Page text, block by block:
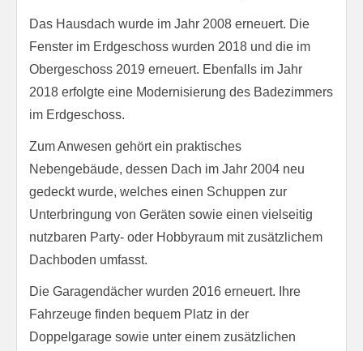
Das Hausdach wurde im Jahr 2008 erneuert. Die
Fenster im Erdgeschoss wurden 2018 und die im
Obergeschoss 2019 erneuert. Ebenfalls im Jahr
2018 erfolgte eine Modernisierung des Badezimmers
im Erdgeschoss.
Zum Anwesen gehört ein praktisches
Nebengebäude, dessen Dach im Jahr 2004 neu
gedeckt wurde, welches einen Schuppen zur
Unterbringung von Geräten sowie einen vielseitig
nutzbaren Party- oder Hobbyraum mit zusätzlichem
Dachboden umfasst.
Die Garagendächer wurden 2016 erneuert. Ihre
Fahrzeuge finden bequem Platz in der
Doppelgarage sowie unter einem zusätzlichen